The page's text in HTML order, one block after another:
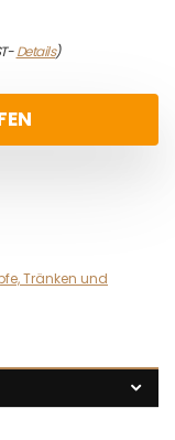
Details)
Tränken und